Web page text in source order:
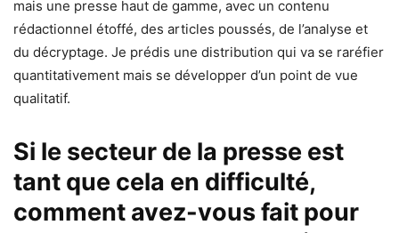
mais une presse haut de gamme, avec un contenu
rédactionnel étoffé, des articles poussés, de l’analyse et
du décryptage. Je prédis une distribution qui va se raréfier
quantitativement mais se développer d’un point de vue
qualitatif.
Si le secteur de la presse est
tant que cela en difficulté,
comment avez-vous fait pour